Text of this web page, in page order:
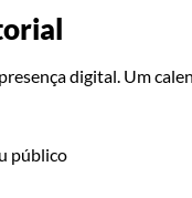
digital. Um
público